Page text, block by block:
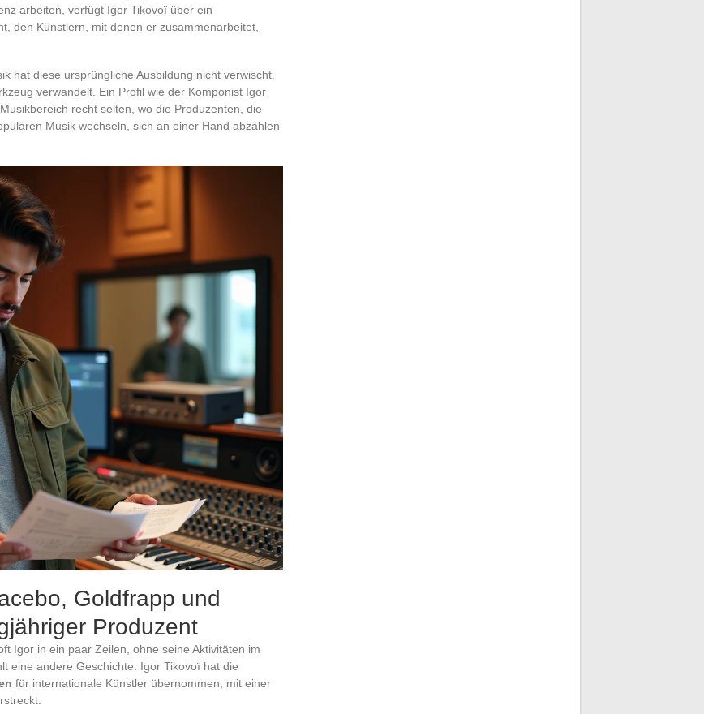
arbeiten, verfügt Igor Tikovoï über ein
den Künstlern, mit denen er zusammenarbeitet,
hat diese ursprüngliche Ausbildung nicht verwischt.
verwandelt. Ein Profil wie der Komponist Igor
recht selten, wo die Produzenten, die
Musik wechseln, sich an einer Hand abzählen
Goldfrapp und
Produzent
Igor in ein paar Zeilen, ohne seine Aktivitäten im
eine andere Geschichte. Igor Tikovoï hat die
für internationale Künstler übernommen, mit einer